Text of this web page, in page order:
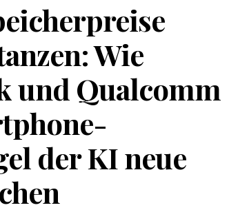
Wie
und Qualcomm
der KI neue